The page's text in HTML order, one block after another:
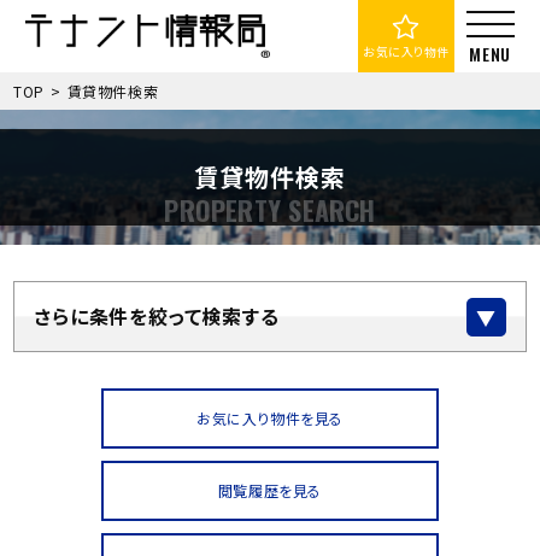
お気に入り物件
TOP > 賃貸物件検索
賃貸物件検索
さらに条件を絞って検索する
お気に入り物件を見る
閲覧履歴を見る